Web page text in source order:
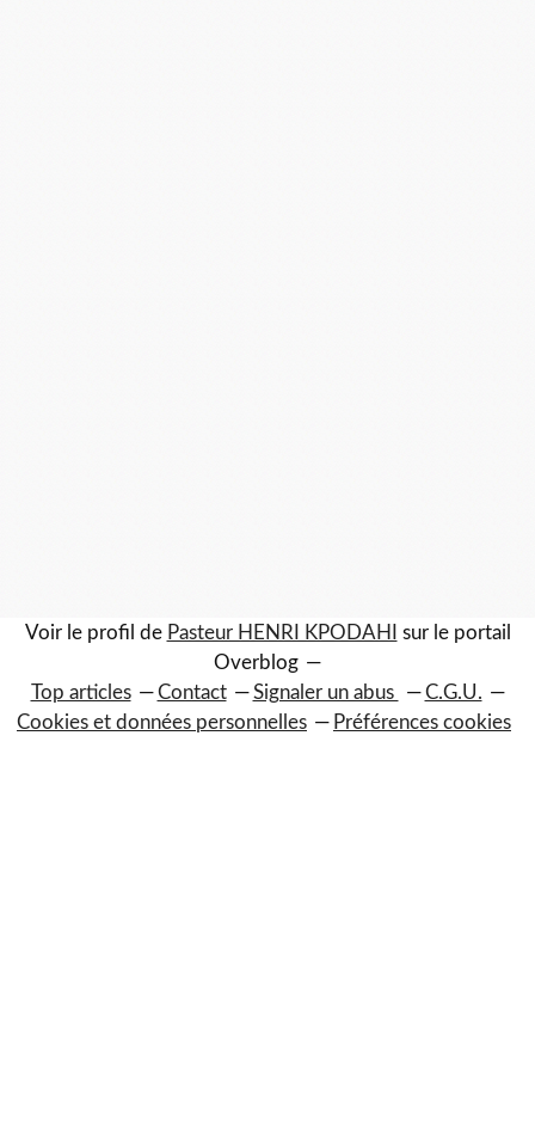
Voir le profil de Pasteur HENRI KPODAHI
sur le portail
Overblog
Top articles
Contact Signaler un abus
C.G.U.
Cookies et données personnelles
Préférences cookies